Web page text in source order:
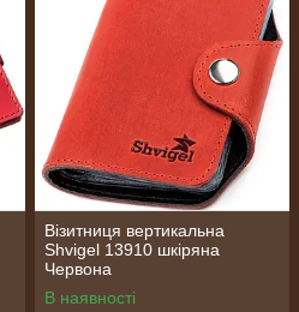
Візитниця вертикальна
Shvigel 13910 шкіряна
Червона
В наявності